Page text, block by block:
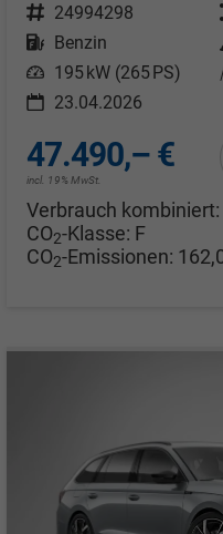
Fahrzeugnr. 24994298
Kraftstoff Benzin
Leistung 195 kW (265 PS)
23.04.2026
47.490,– €
incl. 19% MwSt.
Verbrauch kombiniert:
CO2-Klasse: F
CO2-Emissionen: